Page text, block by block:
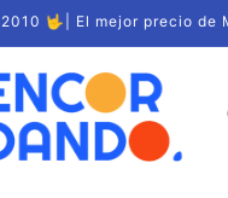
🤟| El mejor precio de